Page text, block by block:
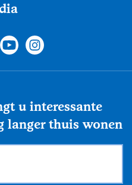
u interessante
langer thuis wonen